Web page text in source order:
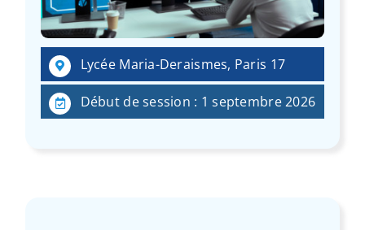
Lycée Maria-Deraismes, Paris 17
Début de session : 1 septembre 2026